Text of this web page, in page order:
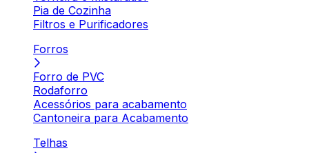
Pia de Cozinha
Filtros e Purificadores
Forros
Forro de PVC
Rodaforro
Acessórios para acabamento
Cantoneira para Acabamento
Telhas